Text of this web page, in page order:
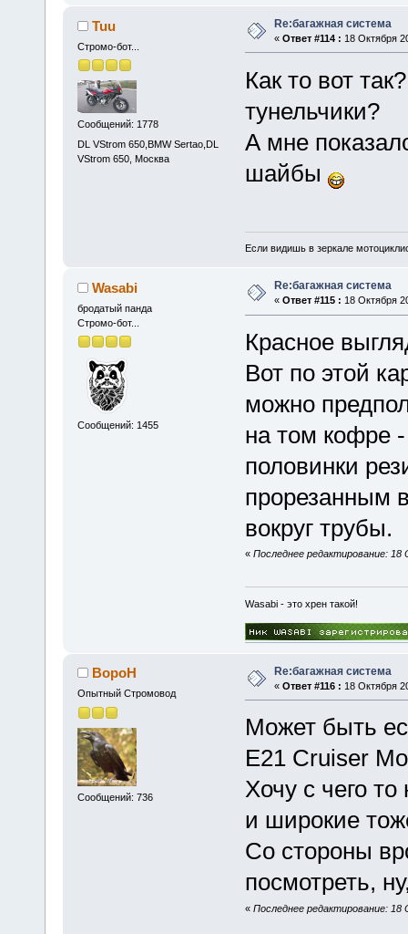
Tuu
Стромо-бот...
Сообщений: 1778
DL VStrom 650,BMW Sertao,DL
VStrom 650, Москва
Re:багажная система
« Ответ #114 : 18 Октября
Как то вот
тунельчики?
А мне
шайбы
Если видишь в зеркале
Wasabi
бродатый панда
Стромо-бот...
Сообщений: 1455
Re:багажная система
« Ответ #115 : 18 Октября
Красное
Вот по этой
можно
на том кофре
половинки
прорезанным
вокруг трубы.
« Последнее редактирование: 18
Wasabi - это хрен такой!
BopoH
Опытный Стромовод
Сообщений: 736
Re:багажная система
« Ответ #116 : 18 Октября
Может быть
E21 Cruiser
Хочу с чего то
и широкие
Со стороны
посмотреть,
« Последнее редактирование: 18